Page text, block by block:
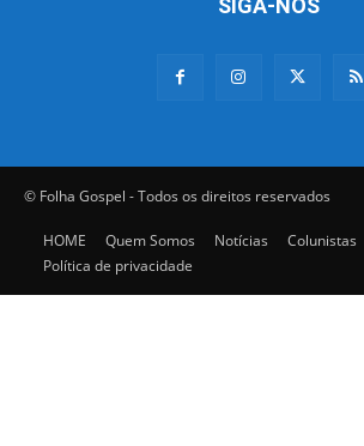
SIGA-NOS
© Folha Gospel - Todos os direitos reservados
HOME Quem Somos Notícias Colunistas
Política de privacidade